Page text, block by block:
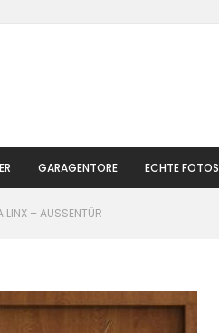
GARAGENTORE ECHTE FOTOS
LINX – AUSSENTÜR